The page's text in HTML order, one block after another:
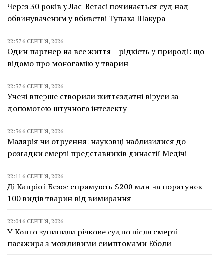
Через 30 років у Лас-Вегасі починається суд над
обвинуваченим у вбивстві Тупака Шакура
22:57 6 СЕРПНЯ, 2026
Один партнер на все життя – рідкість у природі: що
відомо про моногамію у тварин
22:37 6 СЕРПНЯ, 2026
Учені вперше створили життєздатні віруси за
допомогою штучного інтелекту
22:36 6 СЕРПНЯ, 2026
Малярія чи отруєння: науковці наблизилися до
розгадки смерті представників династії Медічі
22:11 6 СЕРПНЯ, 2026
Ді Капріо і Безос спрямують $200 млн на порятунок
100 видів тварин від вимирання
22:04 6 СЕРПНЯ, 2026
У Конго зупинили річкове судно після смерті
пасажира з можливими симптомами Еболи